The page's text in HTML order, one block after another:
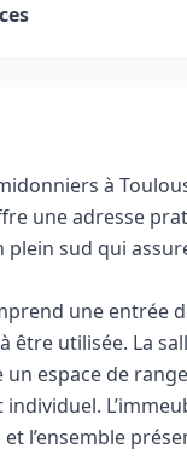
à
une adresse
sud qui
une entrée
utilisée. La
espace de
individuel.
l’ensemble